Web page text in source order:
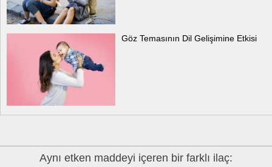
Göz Temasının Dil Gelişimine Etkisi
Aynı etken maddeyi içeren bir farklı ilaç: